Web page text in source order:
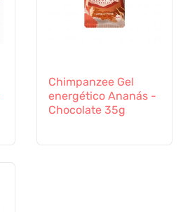
Chimpanzee Gel
energético Ananás -
Chocolate 35g